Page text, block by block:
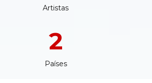
Artistas
2
Países